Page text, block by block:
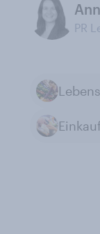
PR